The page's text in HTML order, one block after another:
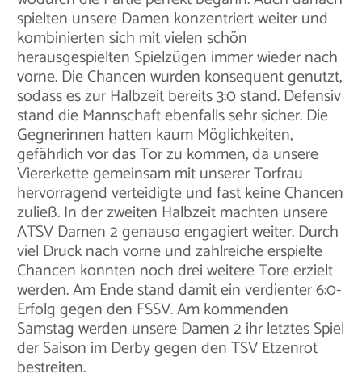
spielten unsere Damen konzentriert weiter und
kombinierten sich mit vielen schön
herausgespielten Spielzügen immer wieder nach
vorne. Die Chancen wurden konsequent genutzt,
sodass es zur Halbzeit bereits 3:0 stand. Defensiv
stand die Mannschaft ebenfalls sehr sicher. Die
Gegnerinnen hatten kaum Möglichkeiten,
gefährlich vor das Tor zu kommen, da unsere
Viererkette gemeinsam mit unserer Torfrau
hervorragend verteidigte und fast keine Chancen
zuließ. In der zweiten Halbzeit machten unsere
ATSV Damen 2 genauso engagiert weiter. Durch
viel Druck nach vorne und zahlreiche erspielte
Chancen konnten noch drei weitere Tore erzielt
werden. Am Ende stand damit ein verdienter 6:0-
Erfolg gegen den FSSV. Am kommenden
Samstag werden unsere Damen 2 ihr letztes Spiel
der Saison im Derby gegen den TSV Etzenrot
bestreiten.